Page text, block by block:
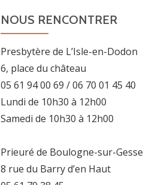
NOUS RENCONTRER
Presbytère de L’Isle-en-Dodon
6, place du château
05 61 94 00 69 / 06 70 01 45 40
Lundi de 10h30 à 12h00
Samedi de 10h30 à 12h00
Prieuré de Boulogne-sur-Gesse
8 rue du Barry d’en Haut